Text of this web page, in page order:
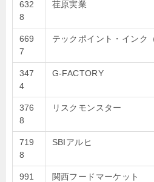
632
8
荏原実業
669
7
テックポイント・インク
347
4
G-FACTORY
376
8
リスクモンスター
719
8
SBIアルヒ
991
関西フードマーケット